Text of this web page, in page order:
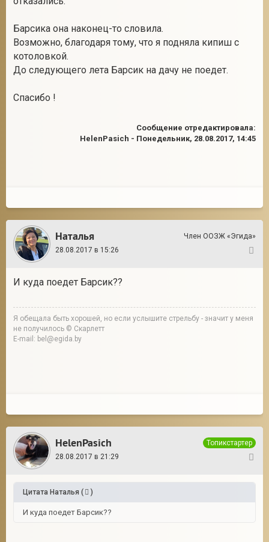
Барсика она наконец-то словила.
Возможно, благодаря тому, что я подняла кипиш с
котоловкой.
До следующего лета Барсик на дачу не поедет.
Спасибо !
Сообщение отредактировала:
HelenPasich - Понедельник, 28.08.2017, 14:45
Наталья
Член ООЗЖ «Эгида»
28.08.2017 в 15:26
И куда поедет Барсик??
Я обещала быть хорошей, но если услышите стрельбу - значит у меня
не получилось © Скарлетт
E-mail: bel@egida.by
HelenPasich
Топикстартер
28.08.2017 в 21:29
Цитата Наталья ( )
И куда поедет Барсик??